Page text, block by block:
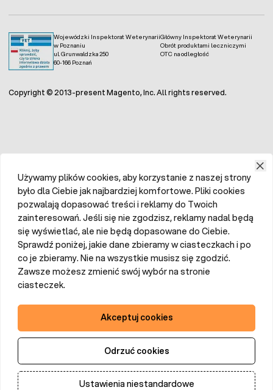
Wojewódzki Inspektorat Weterynarii
w Poznaniu
ul. Grunwaldzka 250
60-166 Poznań
Główny Inspektorat Weterynarii
Obrót produktami leczniczymi
OTC na odległość
Copyright © 2013-present Magento, Inc. All rights reserved.
Używamy plików cookies, aby korzystanie z naszej strony
było dla Ciebie jak najbardziej komfortowe. Pliki cookies
pozwalają dopasować treści i reklamy do Twoich
zainteresowań. Jeśli się nie zgodzisz, reklamy nadal będą
się wyświetlać, ale nie będą dopasowane do Ciebie.
Sprawdź poniżej, jakie dane zbieramy w ciasteczkach i po
co je zbieramy. Nie na wszystkie musisz się zgodzić.
Zawsze możesz zmienić swój wybór na stronie
ciasteczek.
Akceptuj cookies
Odrzuć cookies
Ustawienia niestandardowe